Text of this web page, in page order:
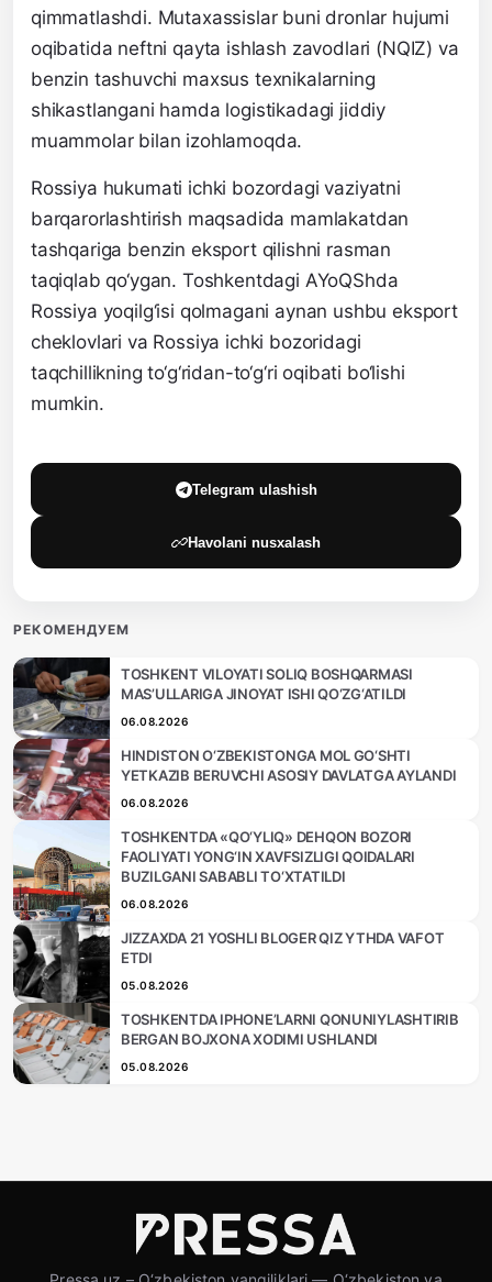
qimmatlashdi. Mutaxassislar buni dronlar hujumi
oqibatida neftni qayta ishlash zavodlari (NQIZ) va
benzin tashuvchi maxsus texnikalarning
shikastlangani hamda logistikadagi jiddiy
muammolar bilan izohlamoqda.
Rossiya hukumati ichki bozordagi vaziyatni
barqarorlashtirish maqsadida mamlakatdan
tashqariga benzin eksport qilishni rasman
taqiqlab qo‘ygan. Toshkentdagi AYoQShda
Rossiya yoqilg‘isi qolmagani aynan ushbu eksport
cheklovlari va Rossiya ichki bozoridagi
taqchillikning to‘g‘ridan-to‘g‘ri oqibati bo‘lishi
mumkin.
Telegram ulashish
Havolani nusxalash
РЕКОМЕНДУЕМ
TOSHKENT VILOYATI SOLIQ BOSHQARMASI
MAS’ULLARIGA JINOYAT ISHI QO‘ZG‘ATILDI
06.08.2026
HINDISTON O‘ZBEKISTONGA MOL GO‘SHTI
YETKAZIB BERUVCHI ASOSIY DAVLATGA AYLANDI
06.08.2026
TOSHKENTDA «QO‘YLIQ» DEHQON BOZORI
FAOLIYATI YONG‘IN XAVFSIZLIGI QOIDALARI
BUZILGANI SABABLI TO‘XTATILDI
06.08.2026
JIZZAXDA 21 YOSHLI BLOGER QIZ YTHDA VAFOT
ETDI
05.08.2026
TOSHKENTDA IPHONE’LARNI QONUNIYLASHTIRIB
BERGAN BOJXONA XODIMI USHLANDI
05.08.2026